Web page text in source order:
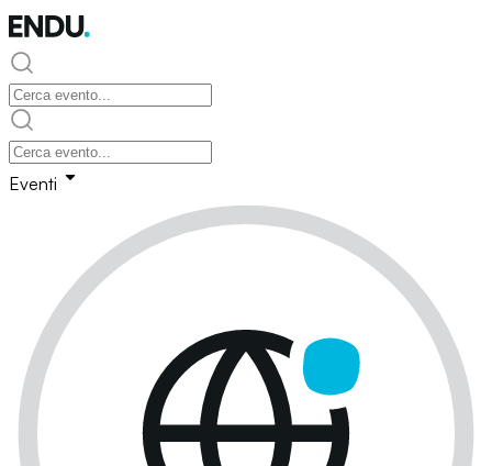
Eventi